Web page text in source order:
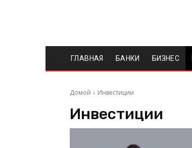
ГЛАВНАЯ БАНКИ БИЗНЕС
Домой Инвестиции
Инвестиции